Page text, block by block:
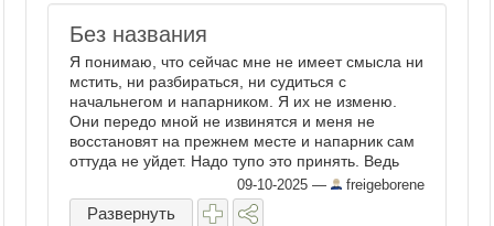
Challenger 3. ...
Без названия
Я понимаю, что сейчас мне не имеет смысла ни
мстить, ни разбираться, ни судиться с
начальнегом и напарником. Я их не изменю.
Они передо мной не извинятся и меня не
восстановят на прежнем месте и напарник сам
оттуда не уйдет. Надо тупо это принять. Ведь
выкинули меня с уровня ...09-10-2025 — freigeborene
Развернуть